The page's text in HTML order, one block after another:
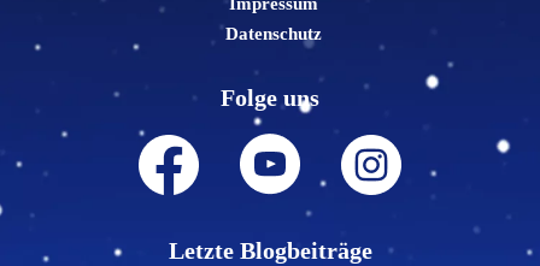
Datenschutz
Folge uns
Letzte Blogbeiträge